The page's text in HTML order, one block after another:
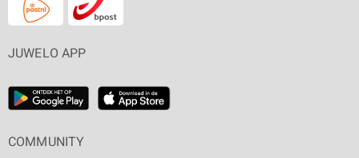
JUWELO APP
COMMUNITY